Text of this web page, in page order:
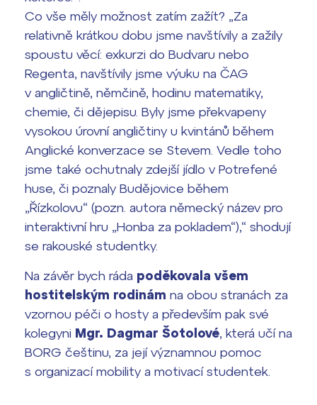
Co vše měly možnost zatím zažít? „Za
relativně krátkou dobu jsme navštívily a zažily
spoustu věcí: exkurzi do Budvaru nebo
Regenta, navštívily jsme výuku na ČAG
v angličtině, němčině, hodinu matematiky,
chemie, či dějepisu. Byly jsme překvapeny
vysokou úrovní angličtiny u kvintánů během
Anglické konverzace se Stevem. Vedle toho
jsme také ochutnaly zdejší jídlo v Potrefené
huse, či poznaly Budějovice během
„Řízkolovu“ (pozn. autora německý název pro
interaktivní hru „Honba za pokladem“),“ shodují
se rakouské studentky.
Na závěr bych ráda poděkovala všem
hostitelským rodinám na obou stranách za
vzornou péči o hosty a především pak své
kolegyni Mgr. Dagmar Šotolové, která učí na
BORG češtinu, za její významnou pomoc
s organizací mobility a motivací studentek.